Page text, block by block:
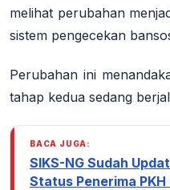
melihat perubahan
sistem pengecekan
Perubahan ini
tahap kedua sedang
BACA JUGA:
SIKS-NG Sudah
Status Penerima PKH